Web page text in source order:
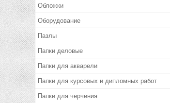
Обложки
Оборудование
Пазлы
Папки деловые
Папки для акварели
Папки для курсовых и дипломных работ
Папки для черчения